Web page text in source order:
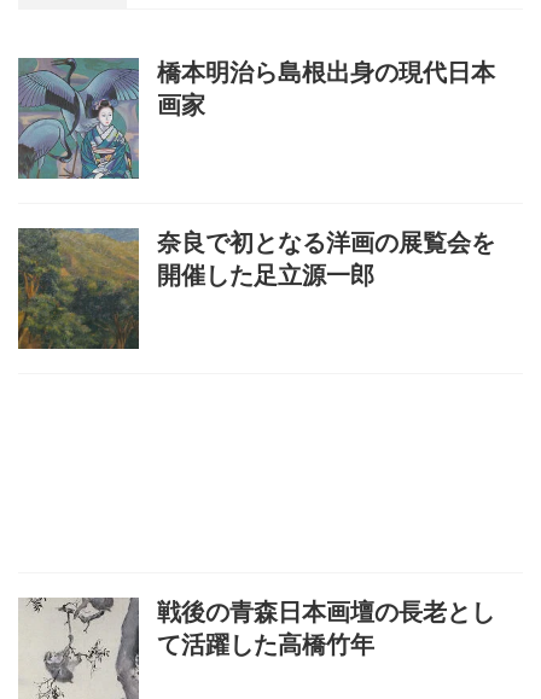
橋本明治ら島根出身の現代日本
画家
奈良で初となる洋画の展覧会を
開催した足立源一郎
戦後の青森日本画壇の長老とし
て活躍した高橋竹年